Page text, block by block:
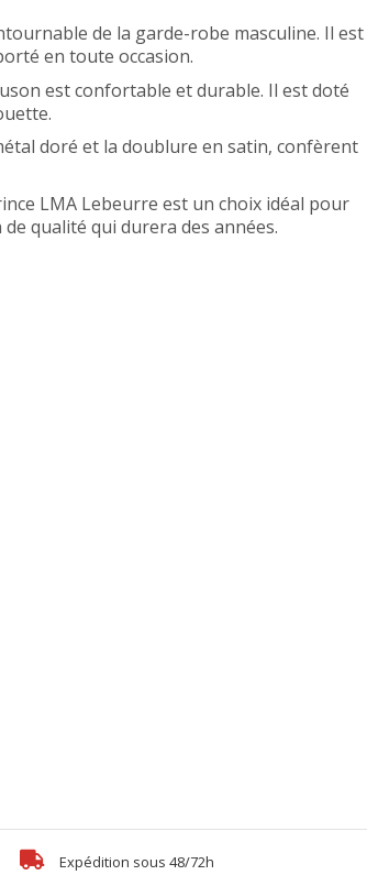
de la garde-robe masculine. Il est
en toute occasion.
est confortable et durable. Il est doté
doré et la doublure en satin, confèrent
LMA Lebeurre est un choix idéal pour
qualité qui durera des années.
Expédition sous 48/72h